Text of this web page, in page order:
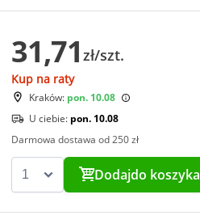
31,71 zł/szt.
Kup na raty
Kraków: pon. 10.08
U ciebie: pon. 10.08
Darmowa dostawa od 250 zł
Dodajdo koszyka